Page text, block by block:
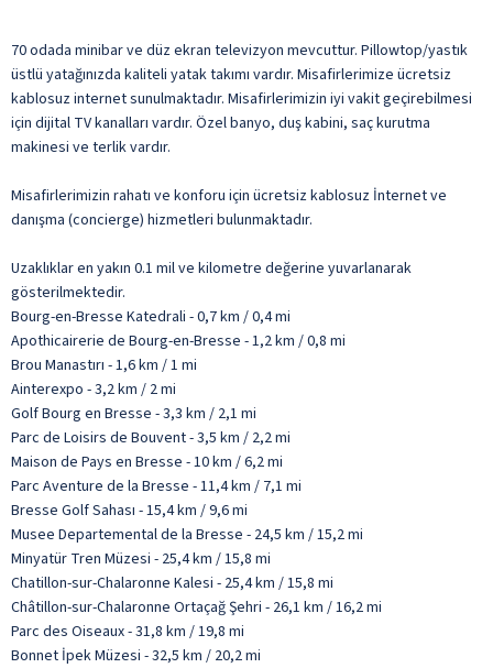
70 odada minibar ve düz ekran televizyon mevcuttur. Pillowtop/yastık
üstlü yatağınızda kaliteli yatak takımı vardır. Misafirlerimize ücretsiz
kablosuz internet sunulmaktadır. Misafirlerimizin iyi vakit geçirebilmesi
için dijital TV kanalları vardır. Özel banyo, duş kabini, saç kurutma
makinesi ve terlik vardır.
Misafirlerimizin rahatı ve konforu için ücretsiz kablosuz İnternet ve
danışma (concierge) hizmetleri bulunmaktadır.
Uzaklıklar en yakın 0.1 mil ve kilometre değerine yuvarlanarak
gösterilmektedir.
Bourg-en-Bresse Katedrali - 0,7 km / 0,4 mi
Apothicairerie de Bourg-en-Bresse - 1,2 km / 0,8 mi
Brou Manastırı - 1,6 km / 1 mi
Ainterexpo - 3,2 km / 2 mi
Golf Bourg en Bresse - 3,3 km / 2,1 mi
Parc de Loisirs de Bouvent - 3,5 km / 2,2 mi
Maison de Pays en Bresse - 10 km / 6,2 mi
Parc Aventure de la Bresse - 11,4 km / 7,1 mi
Bresse Golf Sahası - 15,4 km / 9,6 mi
Musee Departemental de la Bresse - 24,5 km / 15,2 mi
Minyatür Tren Müzesi - 25,4 km / 15,8 mi
Chatillon-sur-Chalaronne Kalesi - 25,4 km / 15,8 mi
Châtillon-sur-Chalaronne Ortaçağ Şehri - 26,1 km / 16,2 mi
Parc des Oiseaux - 31,8 km / 19,8 mi
Bonnet İpek Müzesi - 32,5 km / 20,2 mi